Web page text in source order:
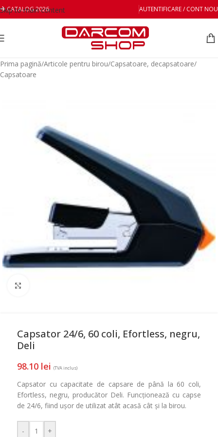
Skip to main content
CATALOG 2026 AUTENTIFICARE / CONT NOU
Prima pagină/Articole pentru birou/Capsatoare, decapsatoare/
Capsatoare
Capsator 24/6, 60 coli, Efortless, negru,
Deli
98.10 lei (TVA inclus)
Capsator cu capacitate de capsare de până la 60 coli,
Efortless, negru, producător Deli. Funcționează cu capse
de 24/6, fiind ușor de utilizat atât acasă cât și la birou.
- +